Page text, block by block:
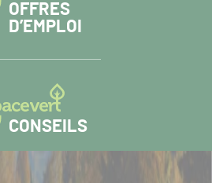
OFFRES
D’EMPLOI
CONSEILS